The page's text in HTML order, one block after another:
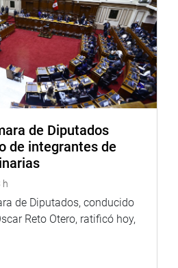
turísticos de Chucuito en
E IMAGEN
de Diputados
de integrantes de
h
de Diputados, conducido
Reto Otero, ratificó hoy,